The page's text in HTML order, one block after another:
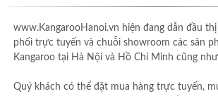
www.KangarooHanoi.vn hiện đang dẫn đầu
phối trực tuyến và chuỗi showroom các sản
Kangaroo tại Hà Nội và Hồ Chí Minh cũng
Quý khách có thể đặt mua hàng trực tuyến,